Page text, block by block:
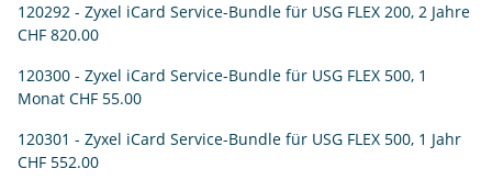
120292 - Zyxel iCard Service-Bundle für USG FLEX 200, 2 Jahre
CHF 820.00
120300 - Zyxel iCard Service-Bundle für USG FLEX 500, 1
Monat CHF 55.00
120301 - Zyxel iCard Service-Bundle für USG FLEX 500, 1 Jahr
CHF 552.00